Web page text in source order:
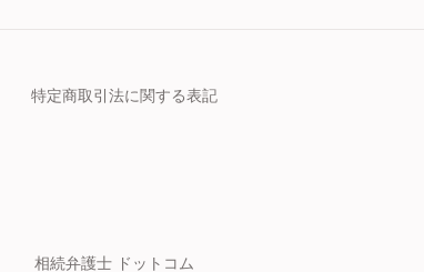
特定商取引法に関する表記
相続弁護士 ドットコム